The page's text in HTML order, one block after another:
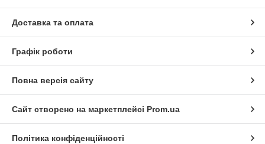
Доставка та оплата
Графік роботи
Повна версія сайту
Сайт створено на маркетплейсі Prom.ua
Політика конфіденційності